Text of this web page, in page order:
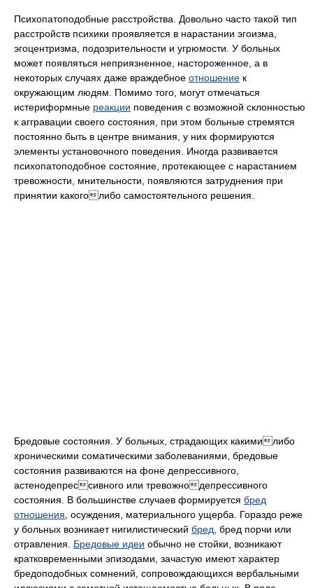
Психопатоподобные расстройства. Довольно часто такой тип
расстройств психики проявляется в нарастании эгоизма,
эгоцентризма, подозрительности и угрюмости. У больных
может появляться неприязненное, настороженное, а в
некоторых случаях даже враждебное отношение к
окружающим людям. Помимо того, могут отмечаться
истериформные реакции поведения с возможной склонностью
к аггравации своего состояния, при этом больные стремятся
постоянно быть в центре внимания, у них формируются
элементы установочного поведения. Иногда развивается
психопатоподобное состояние, протекающее с нарастанием
тревожности, мнительности, появляются затруднения при
принятии какоголибо самостоятельного решения.
Бредовые состояния. У больных, страдающих какимилибо
хроническими соматическими заболеваниями, бредовые
состояния развиваются на фоне депрессивного,
астенодепрессивного или тревожнодепрессивного
состояния. В большинстве случаев формируется бред
отношения , осуждения, материального ущерба. Гораздо реже
у больных возникает нигилистический бред , бред порчи или
отравления. Бредовые идеи обычно не стойки, возникают
кратковременными эпизодами, зачастую имеют характер
бредоподобных сомнений, сопровождающихся вербальными